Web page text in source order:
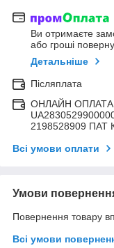
Ви отримаєте
або гроші
Детальніше
Післяплата
ОНЛАЙН ОПЛАТА
2198528909 ПАТ
Всі умови оплати
Умови
Повернення товару
Всі умови